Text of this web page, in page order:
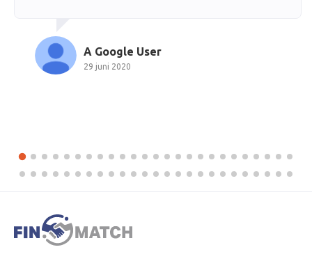
A Google User
29 juni 2020